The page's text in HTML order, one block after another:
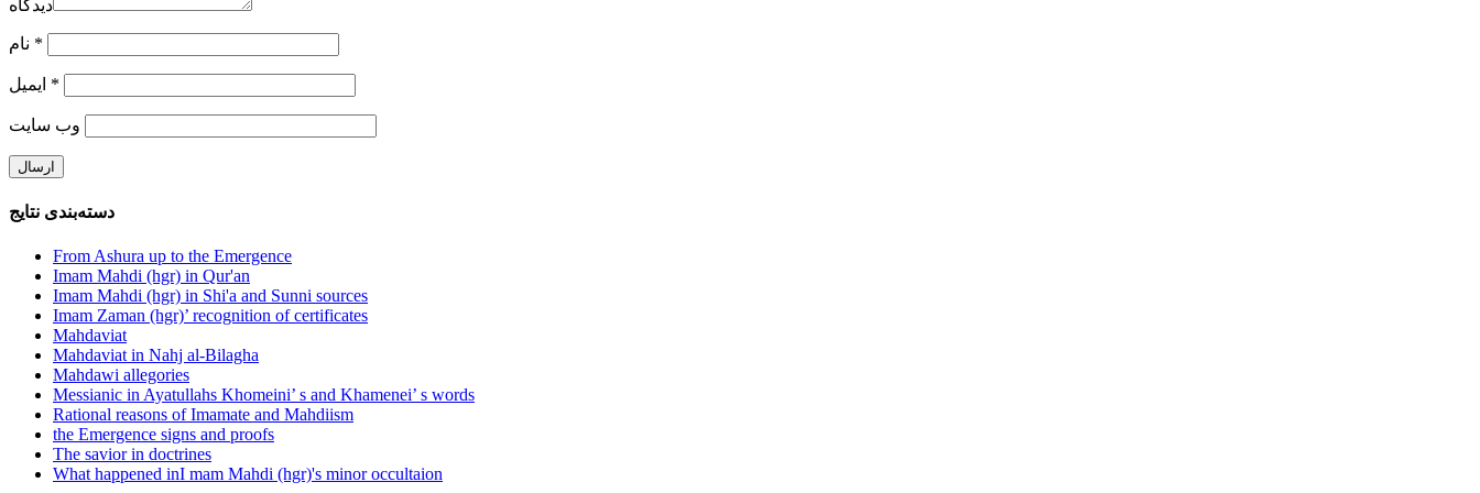
دیدگاه
*
*
وب‌ سایت
دسته‌بندی نتایج
From Ashura up to the Emergence
Imam Mahdi (hgr) in Qur'an
Imam Mahdi (hgr) in Shi'a and Sunni sources
Imam Zaman (hgr)’ recognition of certificates
Mahdaviat
Mahdaviat in Nahj al-Bilagha
Mahdawi allegories
Messianic in Ayatullahs Khomeini’ s and Khamenei’ s words
Rational reasons of Imamate and Mahdiism
the Emergence signs and proofs
The savior in doctrines
What happened inI mam Mahdi (hgr)'s minor occultaion